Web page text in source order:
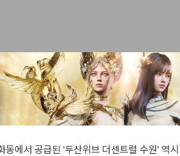
동에서 공급된 '두산위브 더센트럴 수원' 역